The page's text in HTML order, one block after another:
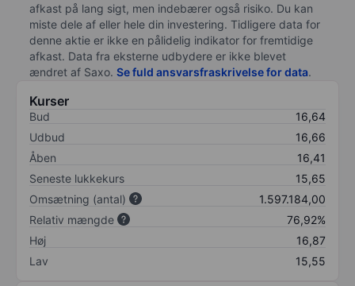
afkast på lang sigt, men indebærer også risiko. Du kan
miste dele af eller hele din investering. Tidligere data for
denne aktie er ikke en pålidelig indikator for fremtidige
afkast. Data fra eksterne udbydere er ikke blevet
ændret af Saxo. Se fuld ansvarsfraskrivelse for data.
Kurser
Bud
16,64
Udbud
16,66
Åben
16,41
Seneste lukkekurs
15,65
Omsætning (antal)
1.597.184,00
Relativ mængde
76,92%
Høj
16,87
Lav
15,55